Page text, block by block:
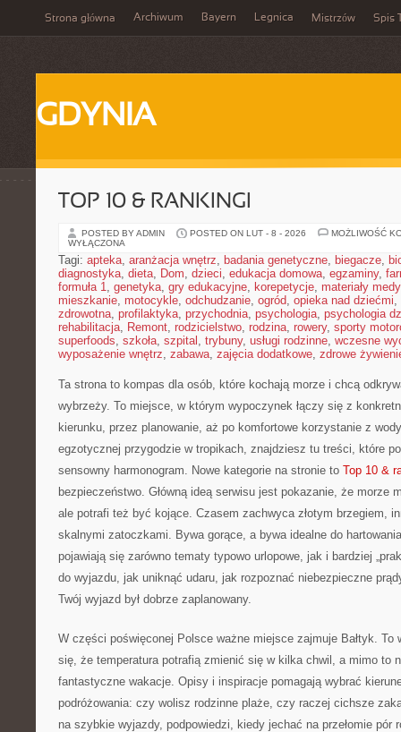
Strona główna Archiwum Bayern Legnica Mistrzów Spis
GDYNIA
TOP 10 & RANKINGI
POSTED BY ADMIN POSTED ON LUT - 8 - 2026
MOŻLIWOŚĆ
WYŁĄCZONA
Tagi: apteka, aranżacja wnętrz, badania genetyczne, biegacze,
diagnostyka, dieta, Dom, dzieci, edukacja domowa, egzaminy,
formuła 1, genetyka, gry edukacyjne, korepetycje, materiały
mieszkanie, motocykle, odchudzanie, ogród, opieka nad dziećmi,
zdrowotna, profilaktyka, przychodnia, psychologia, psychologia
rehabilitacja, Remont, rodzicielstwo, rodzina, rowery, sporty
superfoods, szkoła, szpital , trybuny, usługi rodzinne, wczesne
wyposażenie wnętrz, zabawa, zajęcia dodatkowe, zdrowe
Ta strona to kompas dla osób, które kochają morze i chcą
wybrzeży. To miejsce, w którym wypoczynek łączy się z
kierunku, przez planowanie, aż po komfortowe korzystanie z
egzotycznej przygodzie w tropikach, znajdziesz tu treści, które
sensowny harmonogram. Nowe kategorie na stronie to Top 10 &
bezpieczeństwo. Główną ideą serwisu jest pokazanie, że morze
ale potrafi też być kojące. Czasem zachwyca złotym brzegiem,
skalnymi zatoczkami. Bywa gorące, a bywa idealne do
pojawiają się zarówno tematy typowo urlopowe, jak i bardziej
do wyjazdu, jak uniknąć udaru, jak rozpoznać niebezpieczne
Twój wyjazd był dobrze zaplanowany.
W części poświęconej Polsce ważne miejsce zajmuje Bałtyk. To
się, że temperatura potrafią zmienić się w kilka chwil, a mimo to
fantastyczne wakacje. Opisy i inspiracje pomagają wybrać
podróżowania: czy wolisz rodzinne plaże, czy raczej cichsze
na szybkie wyjazdy, podpowiedzi, kiedy jechać na przełomie pór